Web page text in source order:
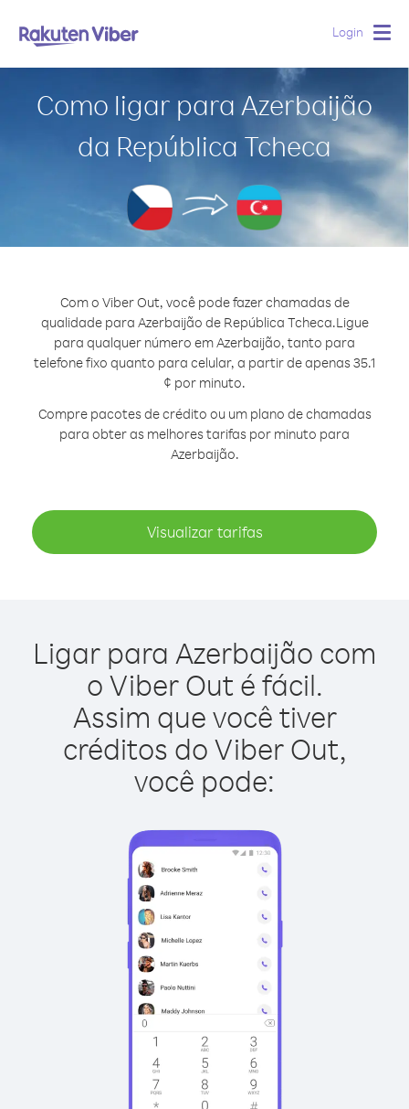
Login
Como ligar para Azerbaijão
da República Tcheca
Com o Viber Out, você pode fazer chamadas de
qualidade para Azerbaijão de República Tcheca.Ligue
para qualquer número em Azerbaijão, tanto para
telefone fixo quanto para celular, a partir de apenas 35.1
¢ por minuto.
Compre pacotes de crédito ou um plano de chamadas
para obter as melhores tarifas por minuto para
Azerbaijão.
Visualizar tarifas
Ligar para Azerbaijão com
o Viber Out é fácil.
Assim que você tiver
créditos do Viber Out,
você pode: